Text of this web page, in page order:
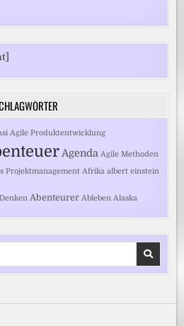
Agile Produktentwicklung
Agenda Agile Methoden
Projektmanagement Afrika albert einstein
Abenteurer Ableben Alaska